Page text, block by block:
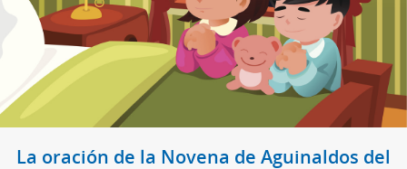
La oración de la Novena de Aguinaldos del